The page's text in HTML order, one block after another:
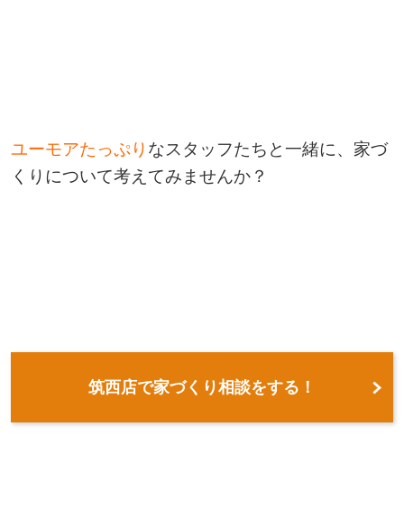
ユーモアたっぷり なスタッフたちと一緒に、家づ
くりについて考えてみませんか？
筑西店で家づくり相談をする！